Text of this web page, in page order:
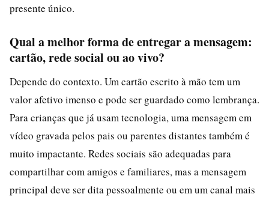
presente único.
Qual a melhor forma de entregar a mensagem:
cartão, rede social ou ao vivo?
Depende do contexto. Um cartão escrito à mão tem um
valor afetivo imenso e pode ser guardado como lembrança.
Para crianças que já usam tecnologia, uma mensagem em
vídeo gravada pelos pais ou parentes distantes também é
muito impactante. Redes sociais são adequadas para
compartilhar com amigos e familiares, mas a mensagem
principal deve ser dita pessoalmente ou em um canal mais